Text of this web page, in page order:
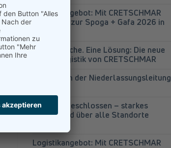
Logistikangebot: Mit CRETSCHMAR
entspannt zur Spoga + Gafa 2026 in
Vier Bereiche. Eine Lösung: Die neue
Projektlogistik von CRETSCHMAR
Wechsel in der Niederlassungsleitung
Audits abgeschlossen – starkes
Gesamtbild über alle Standorte
Logistikangebot: Mit CRETSCHMAR